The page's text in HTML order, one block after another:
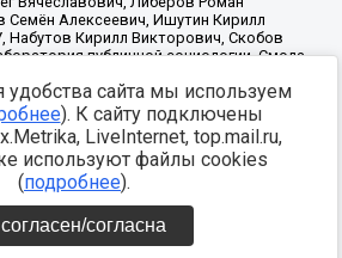
uploaded/files/reestr-
03-2024.pdfданные на22.03.2024
сайта мы используем
). К сайту подключены
LiveInternet, top.mail.ru,
используют файлы cookies
(подробнее).
согласна